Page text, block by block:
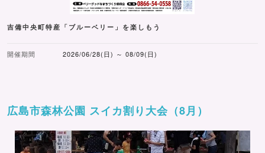
吉備中央町特産「ブルーベリー」を楽しもう
開催期間 2026/06/28(日) ～ 08/09(日)
広島市森林公園 スイカ割り大会（8月）